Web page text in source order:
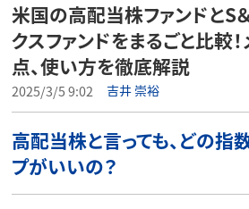
米国の高配当株ファンドとS
クスファンドをまるごと比較
点、使い方を徹底解説
2025/3/5 9:02 吉井 崇裕
高配当株と言っても、どの指
プがいいの？